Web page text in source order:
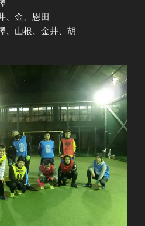
金、恩田
根、金井、胡